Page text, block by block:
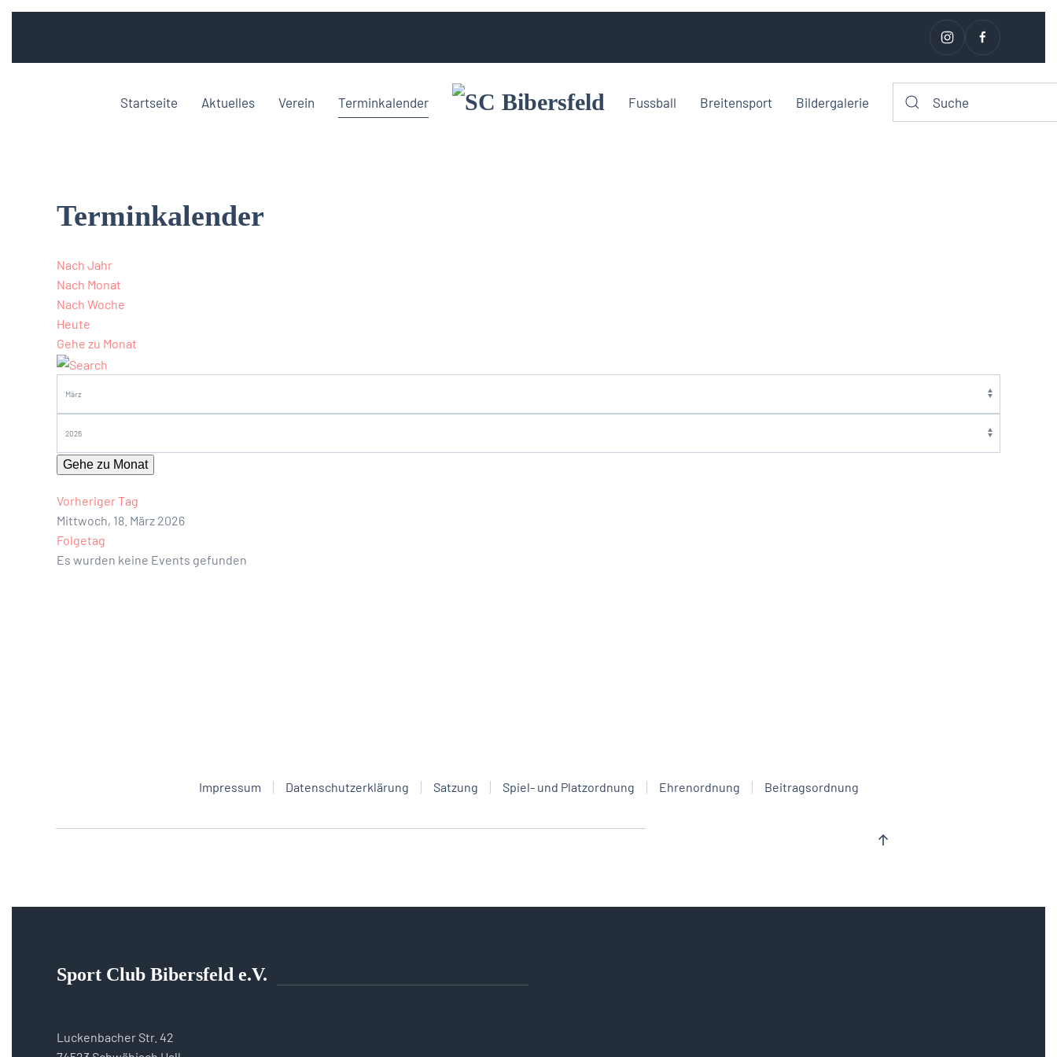
Startseite Aktuelles Verein Terminkalender Fussball Breitensport Bildergalerie
Terminkalender
Nach Jahr
Nach Monat
Nach Woche
Heute
Gehe zu Monat
Gehe zu Monat
Vorheriger Tag
Mittwoch, 18. März 2026
Folgetag
Es wurden keine Events gefunden
Impressum Datenschutzerklärung Satzung Spiel- und Platzordnung Ehrenordnung Beitragsordnung
Sport Club Bibersfeld e.V.
Luckenbacher Str. 42